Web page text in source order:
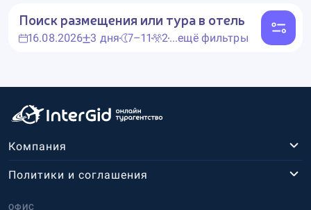
Поиск размещения или тура в отель
16.08.2026 3 дня 7–11 2...ещё фильтры
Компания
ОФИС
Политики и соглашения